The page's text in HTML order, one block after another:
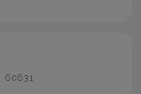
60631